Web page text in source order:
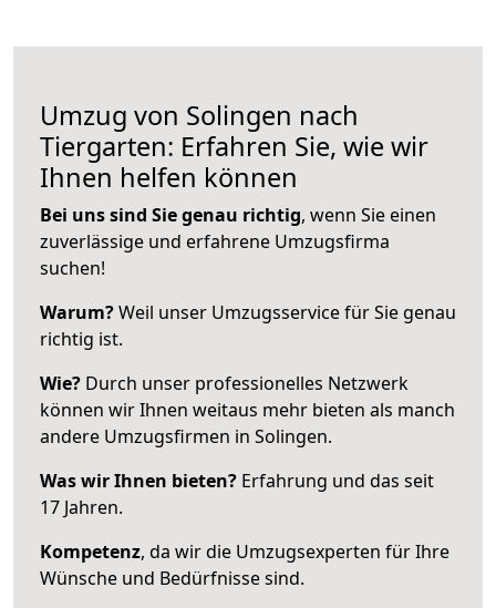
Umzug von Solingen nach
Tiergarten: Erfahren Sie, wie wir
Ihnen helfen können
Bei uns sind Sie genau richtig, wenn Sie einen
zuverlässige und erfahrene Umzugsfirma
suchen!
Warum?Weil unser Umzugsservice für Sie genau
richtig ist.
Wie? Durch unser professionelles Netzwerk
können wir Ihnen weitaus mehr bieten als manch
andere Umzugsfirmen in Solingen.
Was wir Ihnen bieten? Erfahrung und das seit
17 Jahren.
Kompetenz, da wir die Umzugsexperten für Ihre
Wünsche und Bedürfnisse sind.